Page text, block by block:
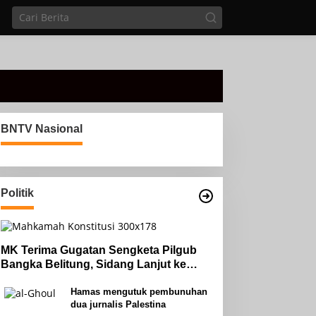
BNTV Nasional
Politik
MK Terima Gugatan Sengketa Pilgub
Bangka Belitung, Sidang Lanjut ke
Hamas mengutuk pembunuhan
dua jurnalis Palestina